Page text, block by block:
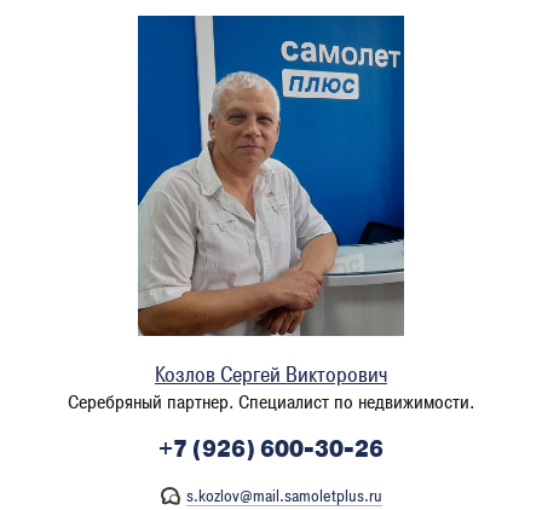
Козлов Сергей Викторович
Серебряный партнер. Специалист по недвижимости.
+7 (926) 600-30-26
s.kozlov@mail.samoletplus.ru